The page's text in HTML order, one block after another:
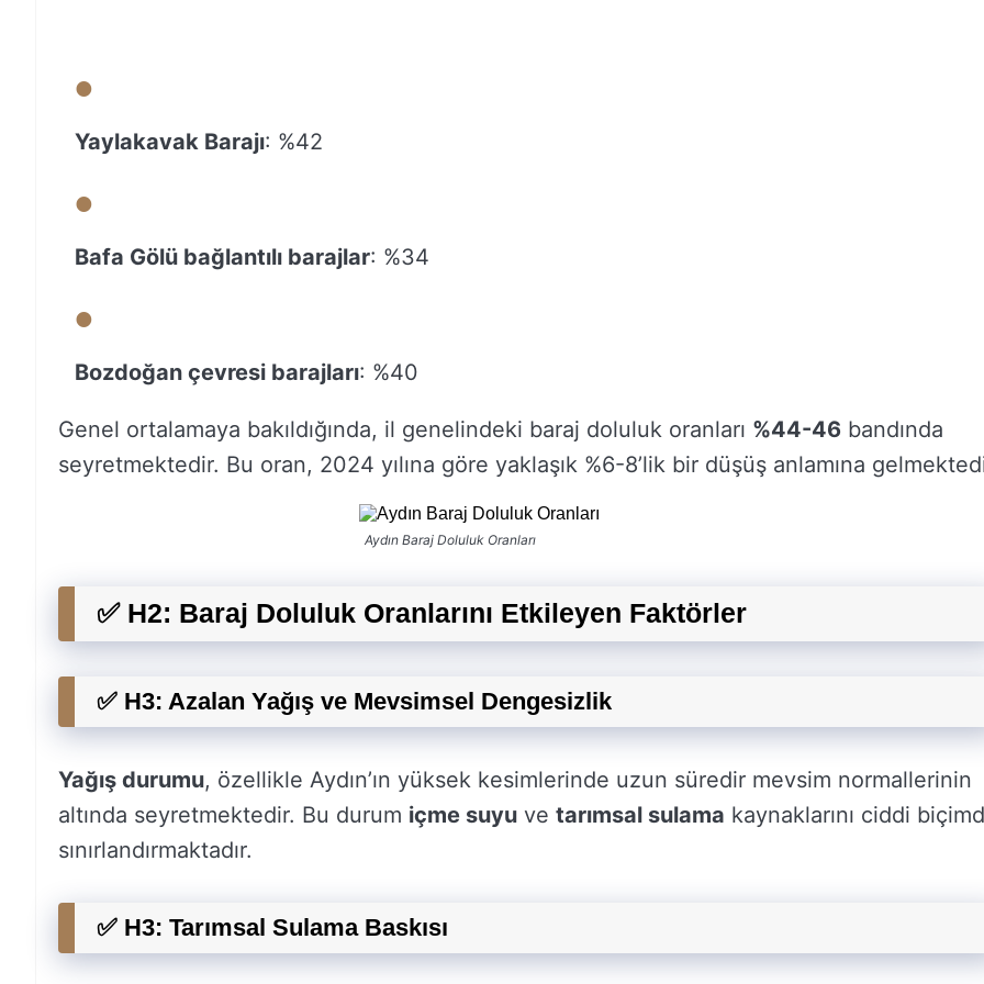
Yaylakavak Barajı: %42
Bafa Gölü bağlantılı barajlar: %34
Bozdoğan çevresi barajları: %40
Genel ortalamaya bakıldığında, il genelindeki baraj doluluk oranları %44-46 bandında
seyretmektedir. Bu oran, 2024 yılına göre yaklaşık %6-8’lik bir düşüş anlamına
Aydın Baraj Doluluk Oranları
✅ H2: Baraj Doluluk Oranlarını Etkileyen Faktörler
✅ H3: Azalan Yağış ve Mevsimsel Dengesizlik
Yağış durumu, özellikle Aydın’ın yüksek kesimlerinde uzun süredir mevsim normallerinin
altında seyretmektedir. Bu durum içme suyu ve tarımsal sulama kaynaklarını ciddi
sınırlandırmaktadır.
✅ H3: Tarımsal Sulama Baskısı